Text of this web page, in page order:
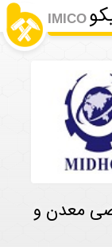
IMICO
معدن و